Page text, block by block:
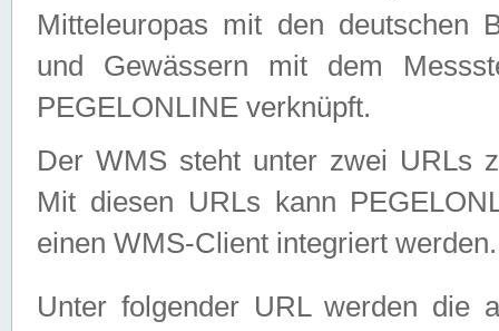
Mitteleuropas mit den deutschen
und Gewässern mit dem
PEGELONLINE verknüpft.
Der WMS steht unter zwei URLs
Mit diesen URLs kann
einen WMS-Client integriert werden.
Unter folgender URL werden die